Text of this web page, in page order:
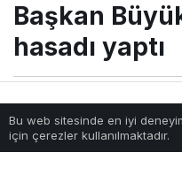
Başkan
hasadı yaptı
Sağlıklı.Org
15 Eylül 2022, 17:50
262
Bu web sitesinde en iyi
için çerezler kullanılmaktadır.
Anasayfa Akış